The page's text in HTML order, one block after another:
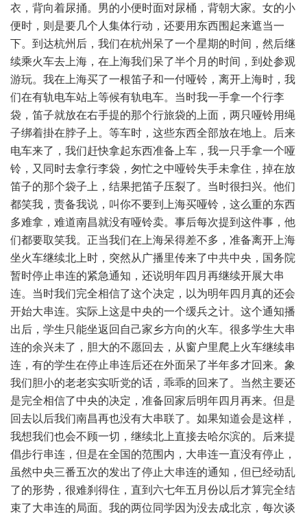
衣，背向着尿捅。男的小便时面对尿桶，背朝大家。女的小
便时，则是要几个人集体行动，还要用东西围起来遮当一
下。到达杭州后，我们在杭州呆了一个星期的时间，然后继
续乘火车去上海，在上海我们呆了半个月的时间，到处参观
游玩。我在上海买了一根笛子和一付哑铃，离开上海时，我
们在有轨电车站上等候有轨电车。当时我一手拿一个行李
袋，笛子就放在右手提的那个行旅袋的上面，两只哑铃用绳
子绑着掛在脖子上。等车时，这些东西全部放在地上。后来
电车来了，我们赶快拿起东西准备上车，我一只手拿一个哑
铃，又同时去拿行李袋，匆忙之中哑铃失手未拿住，掉在放
笛子的那个袋子上，结果把笛子压裂了。当时很扫兴。他们
都笑我，责备我说，叫你不要到上海买哑铃，这么重的东西
多难拿，难道南昌就没有哑铃卖。事后每次提到这件事，他
们都要取笑我。正当我们在上海呆得差不多，准备离开上海
坐火车继续北上时，突然从广播里传来了中共中央，国务院
暂时停止串连的紧急通知，还说明年四月再继续开展大串
连。当时我们完全相信了这个决定，以为明年四月真的还会
开始大串连。实际上这是中央的一个缓兵之计。这个通知播
出后，学生只能坐返回自己家乡方向的火车。很多学生大串
连的余兴未了，胆大的不愿回去，从窗户里爬上火车继续串
连，有的学生在停止串连后还在外面呆了半年多才回来。象
我们胆小的老老实实听党的话，乖乖的回来了。当然主要还
是完全相信了中央的决定，准备回家后明年四月再来。但是
回去以后我们南昌再也没有大串联了。如果知道会是这样，
我想我们也会不顾一切，继续北上直接去哈尔滨的。后来提
倡步行串连，但是在全国的范围内，大串连一直没有停止，
虽然中央三番五次的发出了停止大串连的通知，但已经动乱
了的形势，很难刹得住，直到六七年五月份以后才算完全结
束了大串连的局面。我的两位同学因为没去成北京，每次谈